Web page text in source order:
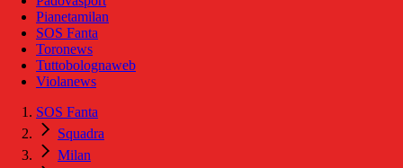
Pianetamilan
SOS Fanta
Toronews
Tuttobolognaweb
Violanews
SOS Fanta
Squadra
Milan